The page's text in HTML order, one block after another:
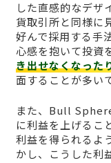
した直感的なデザ
貨取引所と同様に
好んで採用する手
心感を抱いて投資
き出せなくなった
面することが多い
また、Bull
に利益を上げるこ
利益を得られるよ
かし、こうした利